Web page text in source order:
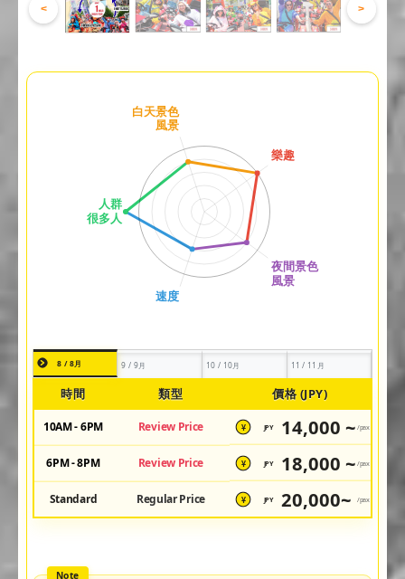
< >
8 / 8月 9 / 9月 10 / 10月 11 / 11月
時間 類型 價格 (JPY)
10AM - 6PM Review Price ¥ JPY 14,000 ~ /pax
6PM - 8PM Review Price ¥ JPY 18,000 ~ /pax
Standard Regular Price ¥ JPY 20,000~ /pax